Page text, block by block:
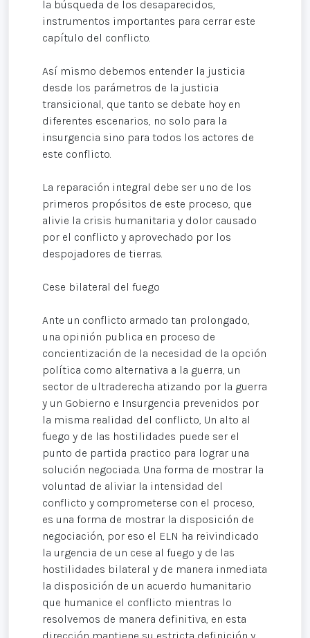
la búsqueda de los desaparecidos,
instrumentos importantes para cerrar este
capítulo del conflicto.
Así mismo debemos entender la justicia
desde los parámetros de la justicia
transicional, que tanto se debate hoy en
diferentes escenarios, no solo para la
insurgencia sino para todos los actores de
este conflicto.
La reparación integral debe ser uno de los
primeros propósitos de este proceso, que
alivie la crisis humanitaria y dolor causado
por el conflicto y aprovechado por los
despojadores de tierras.
Cese bilateral del fuego
Ante un conflicto armado tan prolongado,
una opinión publica en proceso de
concientización de la necesidad de la opción
política como alternativa a la guerra, un
sector de ultraderecha atizando por la guerra
y un Gobierno e Insurgencia prevenidos por
la misma realidad del conflicto, Un alto al
fuego y de las hostilidades puede ser el
punto de partida practico para lograr una
solución negociada. Una forma de mostrar la
voluntad de aliviar la intensidad del
conflicto y comprometerse con el proceso,
es una forma de mostrar la disposición de
negociación, por eso el ELN ha reivindicado
la urgencia de un cese al fuego y de las
hostilidades bilateral y de manera inmediata
la disposición de un acuerdo humanitario
que humanice el conflicto mientras lo
resolvemos de manera definitiva, en esta